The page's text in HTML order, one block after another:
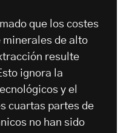
que los costes
de alto
resulte
ignora la
y el
cuartas partes de
no han sido